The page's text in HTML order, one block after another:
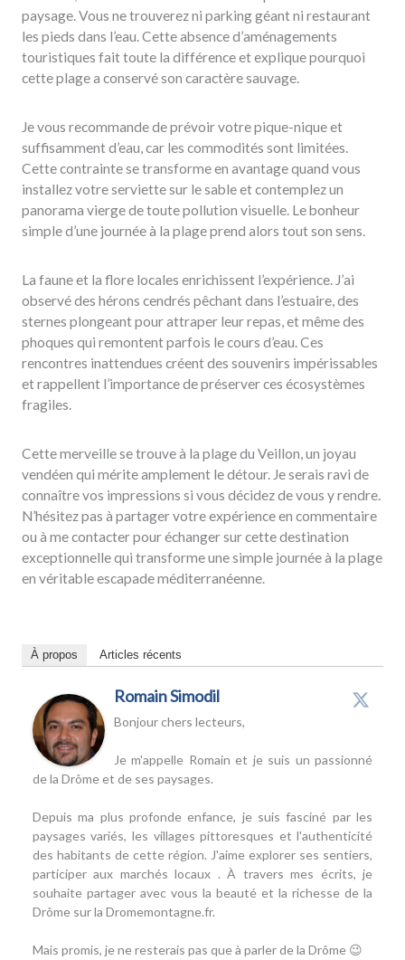
paysage. Vous ne trouverez ni parking géant ni restaurant
les pieds dans l’eau. Cette absence d’aménagements
touristiques fait toute la différence et explique pourquoi
cette plage a conservé son caractère sauvage.
Je vous recommande de prévoir votre pique-nique et
suffisamment d’eau, car les commodités sont limitées.
Cette contrainte se transforme en avantage quand vous
installez votre serviette sur le sable et contemplez un
panorama vierge de toute pollution visuelle. Le bonheur
simple d’une journée à la plage prend alors tout son sens.
La faune et la flore locales enrichissent l’expérience. J’ai
observé des hérons cendrés pêchant dans l’estuaire, des
sternes plongeant pour attraper leur repas, et même des
phoques qui remontent parfois le cours d’eau. Ces
rencontres inattendues créent des souvenirs impérissables
et rappellent l’importance de préserver ces écosystèmes
fragiles.
Cette merveille se trouve à la plage du Veillon, un joyau
vendéen qui mérite amplement le détour. Je serais ravi de
connaître vos impressions si vous décidez de vous y rendre.
N’hésitez pas à partager votre expérience en commentaire
ou à me contacter pour échanger sur cette destination
exceptionnelle qui transforme une simple journée à la plage
en véritable escapade méditerranéenne.
À propos Articles récents
Romain Simodil
Bonjour chers lecteurs,
Je m'appelle Romain et je suis un passionné
de la Drôme et de ses paysages.
Depuis ma plus profonde enfance, je suis fasciné par les
paysages variés, les villages pittoresques et l'authenticité
des habitants de cette région. J'aime explorer ses sentiers,
participer aux marchés locaux . À travers mes écrits, je
souhaite partager avec vous la beauté et la richesse de la
Drôme sur la Dromemontagne.fr.
Mais promis, je ne resterais pas que à parler de la Drôme 😉